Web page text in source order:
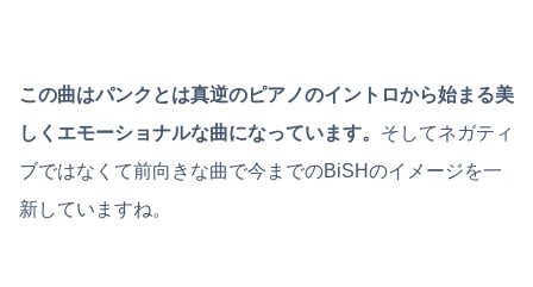
この曲はパンクとは真逆のピアノのイントロから始まる美
しくエモーショナルな曲になっています。 そしてネガティ
ブではなくて前向きな曲で今までのBiSHのイメージを一
新していますね。